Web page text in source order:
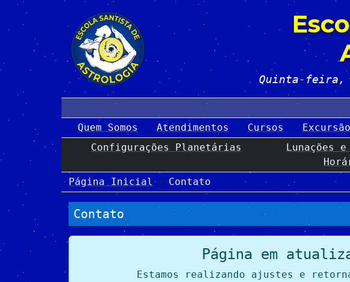
Quinta-feira,
Quem Somos
Atendimentos Cursos Excursão
Configurações Planetárias
Lunações
Página Inicial
Contato
Contato
Página em
Estamos realizando ajustes e